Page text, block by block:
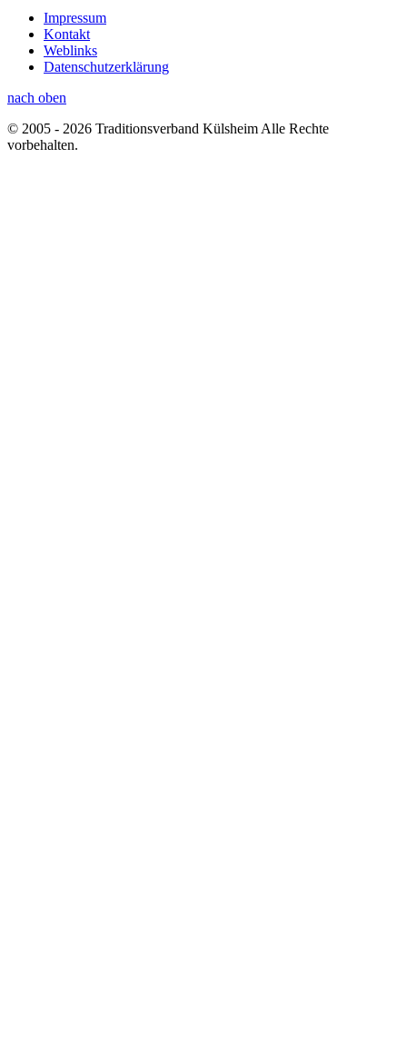
Impressum
Kontakt
Weblinks
Datenschutzerklärung
nach oben
© 2005 - 2026 Traditionsverband Külsheim Alle Rechte
vorbehalten.